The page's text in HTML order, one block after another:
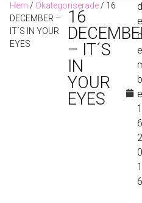
Hem / Okategoriserade/ 16
DECEMBER –
IT´S IN YOUR
EYES
16
– IT´S
IN
YOUR
EYES
d
e
e
b
1
2
0
1
6